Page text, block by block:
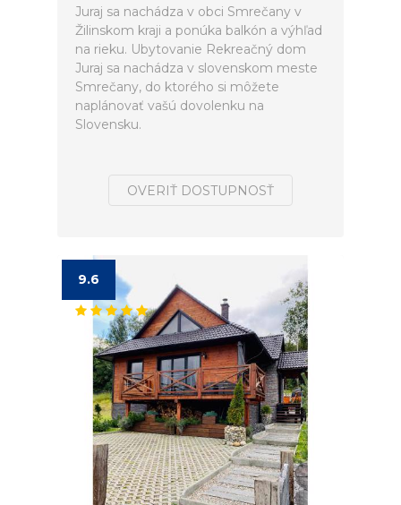
Juraj sa nachádza v obci Smrečany v
Žilinskom kraji a ponúka balkón a výhľad
na rieku. Ubytovanie Rekreačný dom
Juraj sa nachádza v slovenskom meste
Smrečany, do ktorého si môžete
naplánovať vašú dovolenku na
Slovensku.
OVERIŤ DOSTUPNOSŤ
9.6